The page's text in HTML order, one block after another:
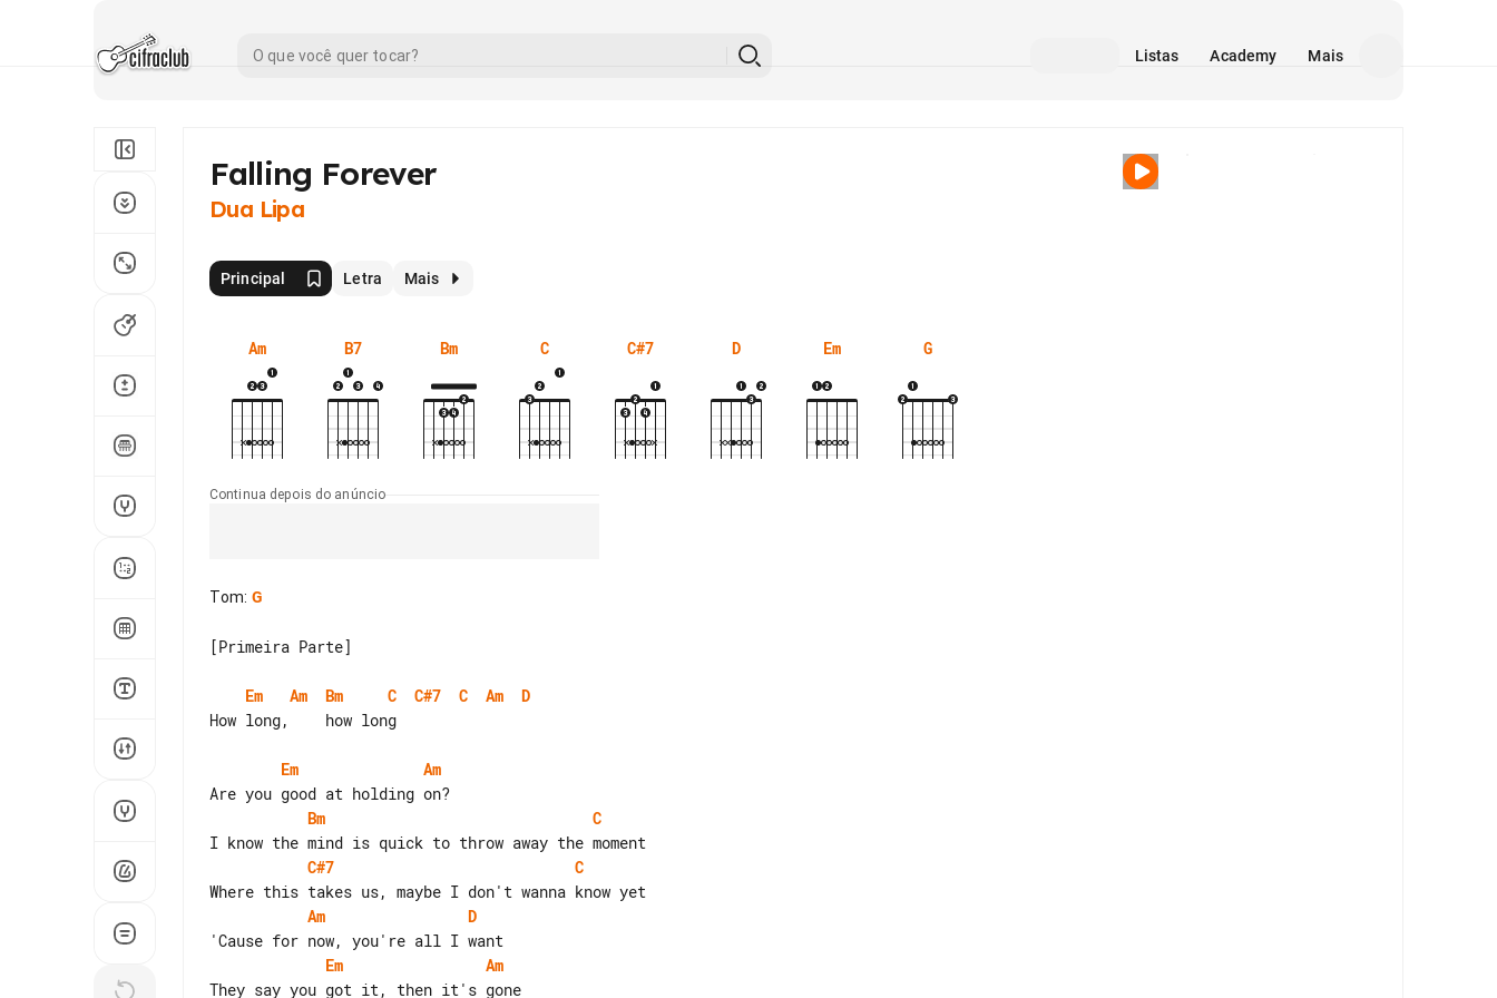
Listas Academy Mais
Falling Forever
Dua Lipa
Principal Letra Mais
Am B7 Bm C C#7 D Em G
Continua depois do anúncio
Tom: G
[Primeira Parte]
Em Am Bm C C#7 C Am
D
How long,    how long
Em
Am
Bm
C
C#7
C
Am
D
Em
Am